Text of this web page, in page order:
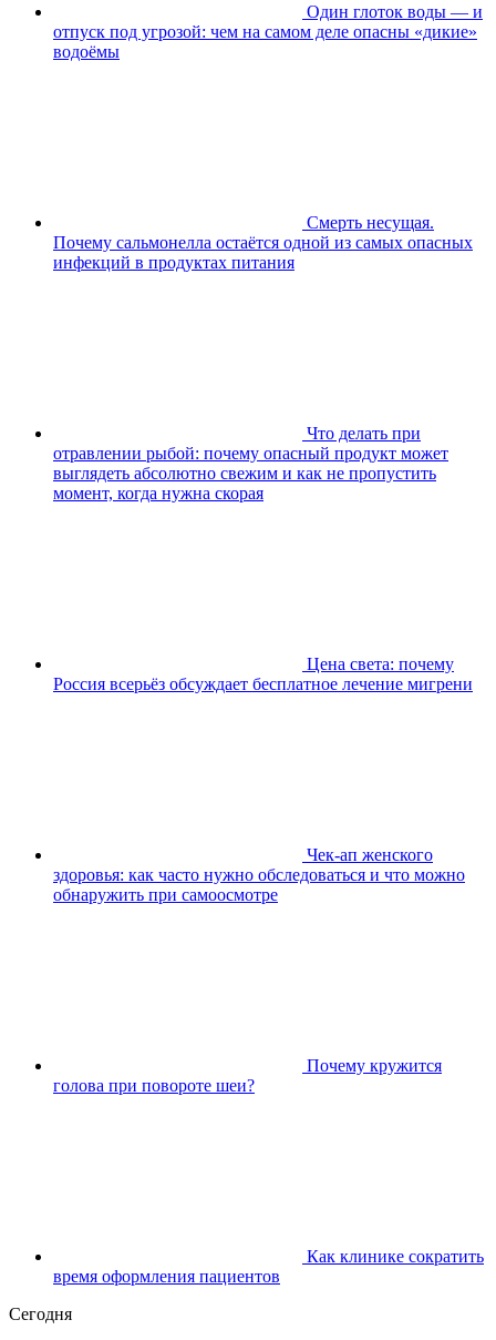
Один глоток воды — и
отпуск под угрозой: чем на самом деле опасны «дикие»
водоёмы
Смерть несущая.
Почему сальмонелла остаётся одной из самых опасных
инфекций в продуктах питания
Что делать при
отравлении рыбой: почему опасный продукт может
выглядеть абсолютно свежим и как не пропустить
момент, когда нужна скорая
Цена света: почему
Россия всерьёз обсуждает бесплатное лечение мигрени
Чек-ап женского
здоровья: как часто нужно обследоваться и что можно
обнаружить при самоосмотре
Почему кружится
голова при повороте шеи?
Как клинике сократить
время оформления пациентов
Сегодня